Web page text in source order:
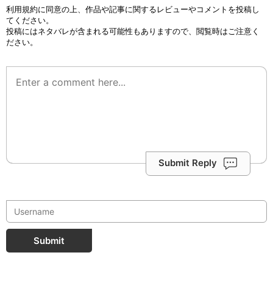
利用規約に同意の上、作品や記事に関するレビューやコメントを投稿し
てください。
投稿にはネタバレが含まれる可能性もありますので、閲覧時はご注意く
ださい。
Submit Reply
Submit